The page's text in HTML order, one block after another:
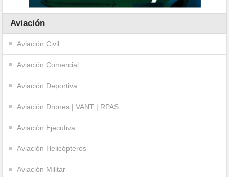
Aviación
Aviación Civil
Aviación Comercial
Aviación Deportiva
Aviación Drones | VANT | RPAS
Aviación Ejecutiva
Aviación Helicópteros
Aviación Militar